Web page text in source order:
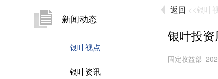
新闻动态
银叶视点
银叶资讯
返回 <<银叶
银叶投
固定收益部